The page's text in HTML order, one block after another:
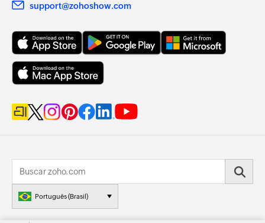
support@zohoshow.com
Português (Brasil)